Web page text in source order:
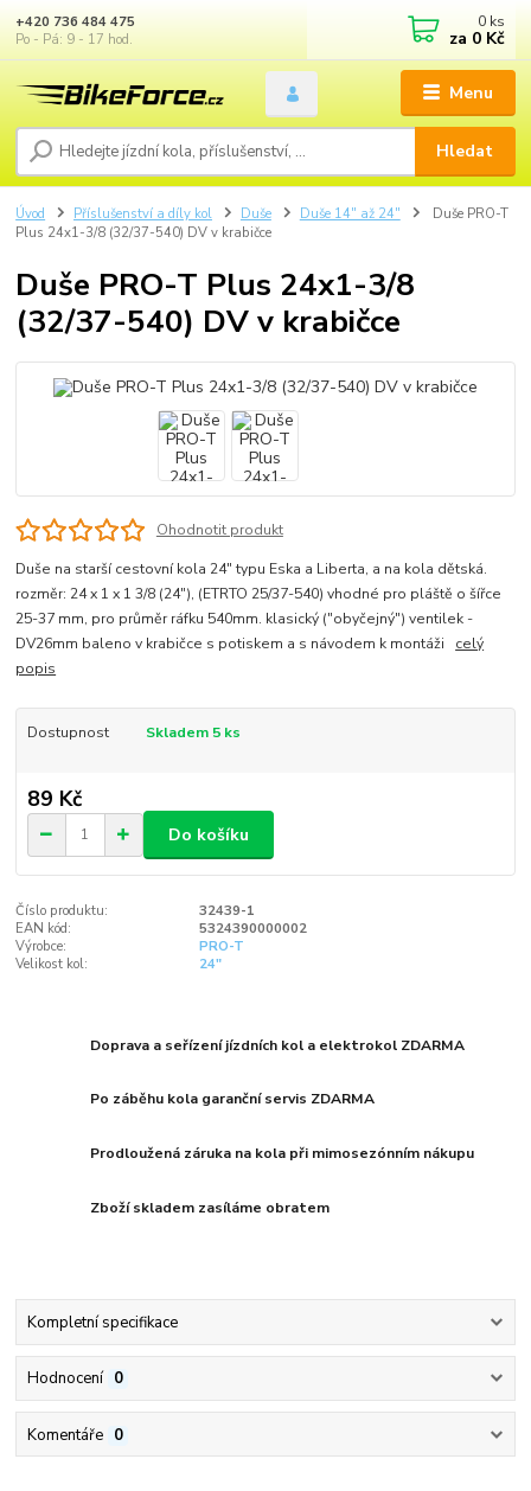
Menu
Hledat
+420 736 484 475
Po - Pá: 9 - 17 hod.
0 ks
za 0 Kč
Úvod Příslušenství a díly kol Duše Duše 14" až 24"
Duše PRO-T
Plus 24x1-3/8 (32/37-540) DV v krabičce
Duše PRO-T Plus 24x1-3/8
(32/37-540) DV v krabičce
Ohodnotit produkt
Duše na starší cestovní kola 24" typu Eska a Liberta, a na kola dětská.
rozměr: 24 x 1 x 1 3/8 (24"), (ETRTO 25/37-540) vhodné pro pláště o šířce
25-37 mm, pro průměr ráfku 540mm. klasický ("obyčejný") ventilek -
DV26mm baleno v krabičce s potiskem a s návodem k montáži celý
popis
Dostupnost Skladem 5 ks
89 Kč
Do košíku
Číslo produktu:
32439-1
EAN kód:
5324390000002
Výrobce:
PRO-T
Velikost kol:
24"
Doprava a seřízení jízdních kol a elektrokol ZDARMA
Po záběhu kola garanční servis ZDARMA
Prodloužená záruka na kola při mimosezónním nákupu
Zboží skladem zasíláme obratem
Kompletní specifikace
Hodnocení 0
Komentáře 0